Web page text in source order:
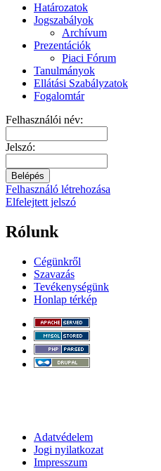
Határozatok
Jogszabályok
Archívum
Prezentációk
Piaci Fórum
Tanulmányok
Ellátási Szabályzatok
Fogalomtár
Felhasználói név:
Jelszó:
Felhasználó létrehozása
Elfelejtett jelszó
Rólunk
Cégünkről
Szavazás
Tevékenységünk
Honlap térkép
Adatvédelem
Jogi nyilatkozat
Impresszum